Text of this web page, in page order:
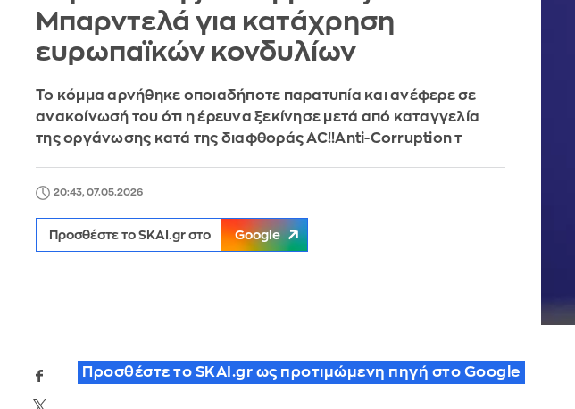
Μπαρντελά για κατάχρηση
ευρωπαϊκών κονδυλίων
Το κόμμα αρνήθηκε οποιαδήποτε παρατυπία και ανέφερε σε
ανακοίνωσή του ότι η έρευνα ξεκίνησε μετά από καταγγελία
της οργάνωσης κατά της διαφθοράς AC!!Anti-Corruption τ
20:43, 07.05.2026
Προσθέστε το SKAI.gr στο Google
Προσθέστε το SKAI.gr ως προτιμώμενη πηγή στο Google